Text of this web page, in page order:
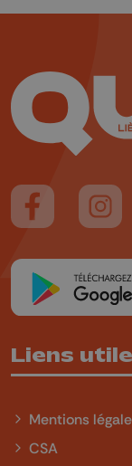
Suivez-nous
Liens
Mentions
CSA